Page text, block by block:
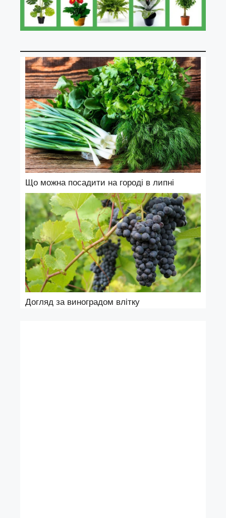
Що можна посадити на городі в липні
Догляд за виноградом влітку